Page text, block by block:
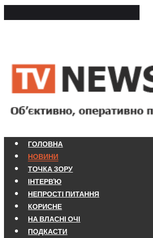
ГОЛОВНА
НОВИНИ
ТОЧКА ЗОРУ
ІНТЕРВ'Ю
НЕПРОСТІ ПИТАННЯ
КОРИСНЕ
НА ВЛАСНІ ОЧІ
ПОДКАСТИ